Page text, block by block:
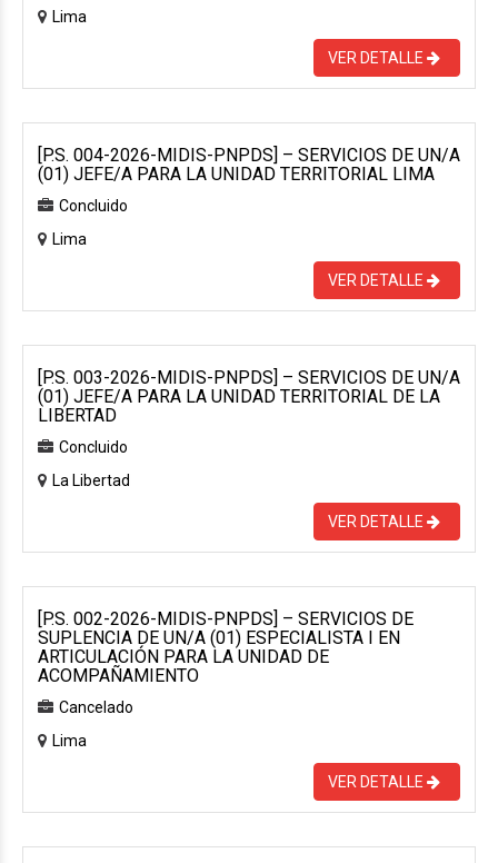
Lima
VER DETALLE
[P.S. 004-2026-MIDIS-PNPDS] – SERVICIOS DE UN/A
(01) JEFE/A PARA LA UNIDAD TERRITORIAL LIMA
Concluido
Lima
VER DETALLE
[P.S. 003-2026-MIDIS-PNPDS] – SERVICIOS DE UN/A
(01) JEFE/A PARA LA UNIDAD TERRITORIAL DE LA
LIBERTAD
Concluido
La Libertad
VER DETALLE
[P.S. 002-2026-MIDIS-PNPDS] – SERVICIOS DE
SUPLENCIA DE UN/A (01) ESPECIALISTA I EN
ARTICULACIÓN PARA LA UNIDAD DE
ACOMPAÑAMIENTO
Cancelado
Lima
VER DETALLE